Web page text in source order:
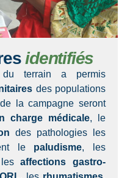
identifiés
du terrain a permis
des populations
la campagne seront
charge médicale, le
des pathologies les
le paludisme, les
affections gastro-